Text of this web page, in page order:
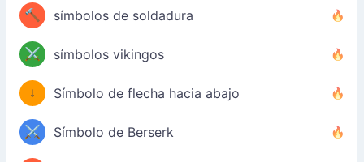
🔨 símbolos de soldadura
⚔️ símbolos vikingos
↓ Símbolo de flecha hacia abajo
⚔️ Símbolo de Berserk